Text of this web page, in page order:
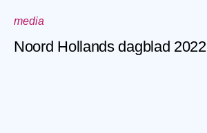
media
Noord Hollands dagblad 2022